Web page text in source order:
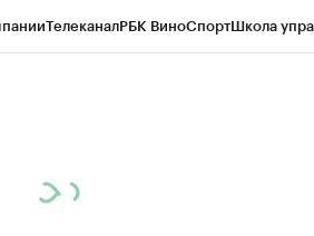
ТелеканалРБК ВиноСпортШкола